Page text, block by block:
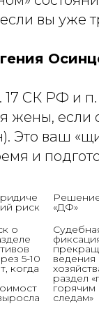
вы уже
17 СК РФ и
жены,
Это ваш
и
риск
«ДФ»
о
5-10
когда
ведения
раздел
горячим
следам»